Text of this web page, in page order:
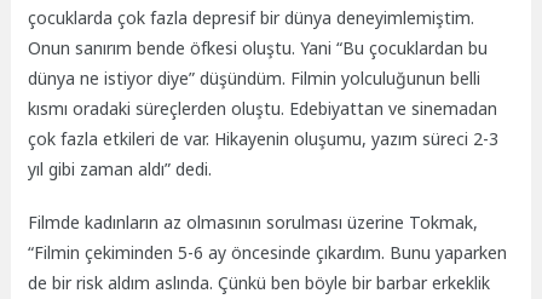
çocuklarda çok fazla depresif bir dünya deneyimlemiştim.
Onun sanırım bende öfkesi oluştu. Yani “Bu çocuklardan bu
dünya ne istiyor diye” düşündüm. Filmin yolculuğunun belli
kısmı oradaki süreçlerden oluştu. Edebiyattan ve sinemadan
çok fazla etkileri de var. Hikayenin oluşumu, yazım süreci 2-3
yıl gibi zaman aldı” dedi.
Filmde kadınların az olmasının sorulması üzerine Tokmak,
“Filmin çekiminden 5-6 ay öncesinde çıkardım. Bunu yaparken
de bir risk aldım aslında. Çünkü ben böyle bir barbar erkeklik